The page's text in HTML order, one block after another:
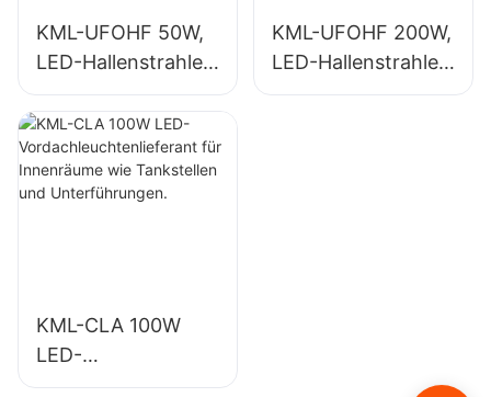
KML-UFOHF 50W,
LED-Hallenstrahler-
Lieferant für
Industrieanlagen,
Lagerhallen und
andere
KML-UFOHF 200W,
LED-Hallenstrahler-
Lieferant für die
KML-CLA 100W
LED-
Vordachleuchtenlie